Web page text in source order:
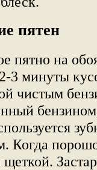
пятен
пятно на
3 минуты
чистым
Когда